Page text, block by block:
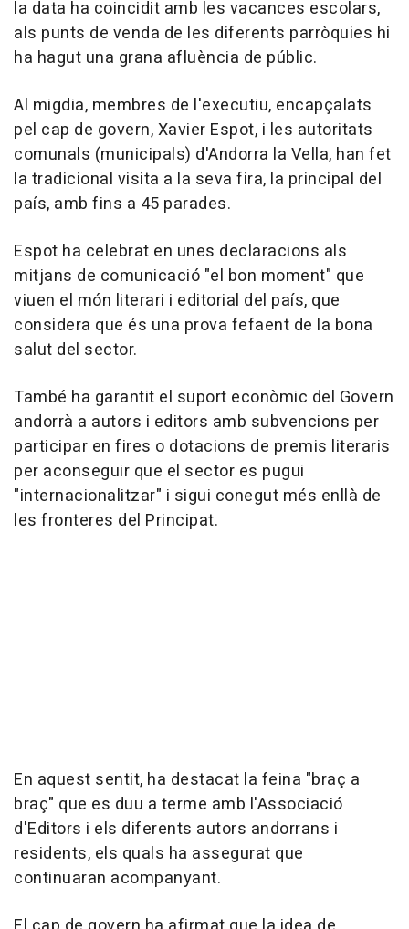
la data ha coincidit amb les vacances escolars,
als punts de venda de les diferents parròquies hi
ha hagut una grana afluència de públic.
Al migdia, membres de l'executiu, encapçalats
pel cap de govern, Xavier Espot, i les autoritats
comunals (municipals) d'Andorra la Vella, han fet
la tradicional visita a la seva fira, la principal del
país, amb fins a 45 parades.
Espot ha celebrat en unes declaracions als
mitjans de comunicació "el bon moment" que
viuen el món literari i editorial del país, que
considera que és una prova fefaent de la bona
salut del sector.
També ha garantit el suport econòmic del Govern
andorrà a autors i editors amb subvencions per
participar en fires o dotacions de premis literaris
per aconseguir que el sector es pugui
"internacionalitzar" i sigui conegut més enllà de
les fronteres del Principat.
En aquest sentit, ha destacat la feina "braç a
braç" que es duu a terme amb l'Associació
d'Editors i els diferents autors andorrans i
residents, els quals ha assegurat que
continuaran acompanyant.